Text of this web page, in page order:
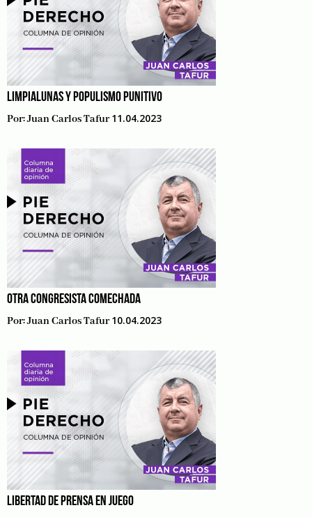
LIMPIALUNAS Y POPULISMO PUNITIVO
Por:Juan Carlos Tafur 11.04.2023
OTRA CONGRESISTA COMECHADA
Por:Juan Carlos Tafur 10.04.2023
LIBERTAD DE PRENSA EN JUEGO